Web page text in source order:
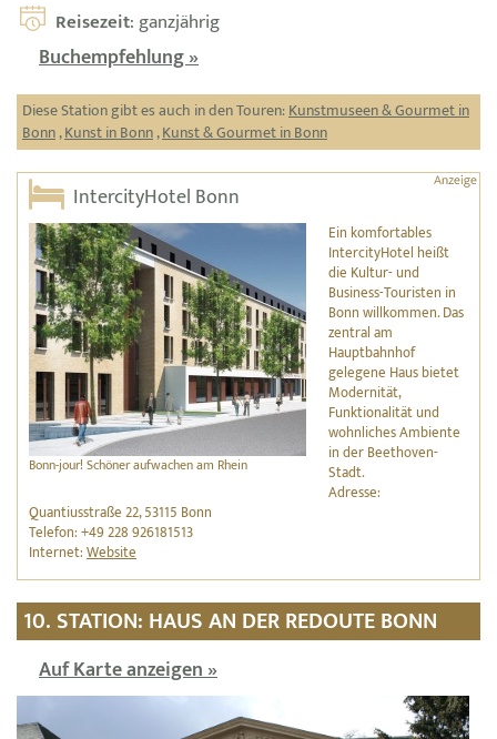
Reisezeit: ganzjährig
Buchempfehlung »
Diese Station gibt es auch in den Touren:Kunstmuseen & Gourmet in
Bonn,Kunst in Bonn,Kunst & Gourmet in Bonn
IntercityHotel Bonn
Bonn-jour! Schöner aufwachen am Rhein
Ein komfortables
IntercityHotel heißt
die Kultur- und
Business-Touristen in
Bonn willkommen. Das
zentral am
Hauptbahnhof
gelegene Haus bietet
Modernität,
Funktionalität und
wohnliches Ambiente
in der Beethoven-
Stadt.
Adresse:
Quantiusstraße 22, 53115 Bonn
Telefon: +49 228 926181513
Internet:Website
10. STATION: HAUS AN DER REDOUTE BONN
Auf Karte anzeigen »